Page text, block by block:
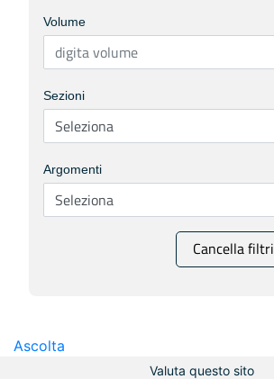
Volume
Sezioni
Argomenti
Cancella filtri
Ascolta
Valuta questo sito